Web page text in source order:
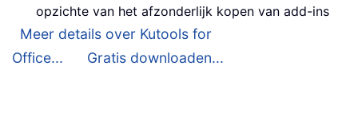
opzichte van het afzonderlijk kopen van add-ins
Meer details over Kutools for
Office...
Gratis downloaden...